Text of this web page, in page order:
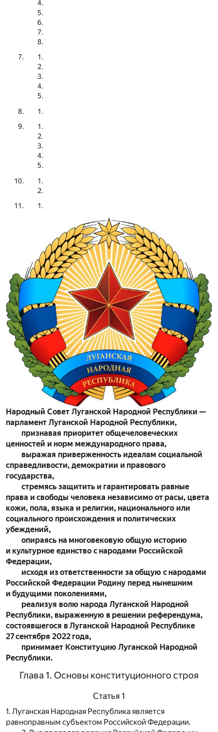
Народный Совет Луганской Народной Республики —
парламент Луганской Народной Республики,
признавая приоритет общечеловеческих
ценностей и норм международного права,
выражая приверженность идеалам социальной
справедливости, демократии и правового
государства,
стремясь защитить и гарантировать равные
права и свободы человека независимо от расы, цвета
кожи, пола, языка и религии, национального или
социального происхождения и политических
убеждений,
опираясь на многовековую общую историю
и культурное единство с народами Российской
Федерации,
исходя из ответственности за общую с народами
Российской Федерации Родину перед нынешним
и будущими поколениями,
реализуя волю народа Луганской Народной
Республики, выраженную в решении референдума,
состоявшегося в Луганской Народной Республике
27 сентября 2022 года,
принимает Конституцию Луганской Народной
Республики.
Глава 1. Основы конституционного строя
Статья 1
1. Луганская Народная Республика является
равноправным субъектом Российской Федерации.